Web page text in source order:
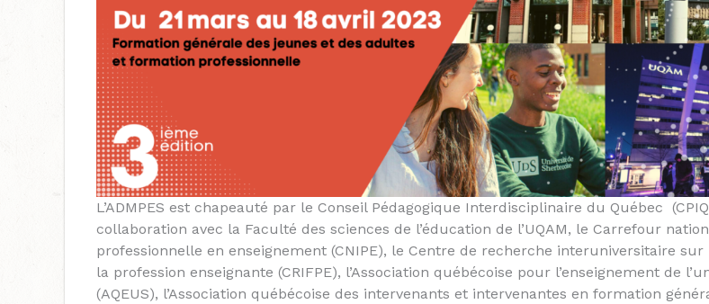
L’ADMPES est chapeauté par le Conseil Pédagogique Interdisciplinaire du Québec
collaboration avec la Faculté des sciences de l’éducation de l’UQAM, le Carrefour
professionnelle en enseignement (CNIPE), le Centre de recherche interuniversitaire
la profession enseignante (CRIFPE), l’Association québécoise pour l’enseignement de
(AQEUS), l’Association québécoise des intervenants et intervenantes en formation